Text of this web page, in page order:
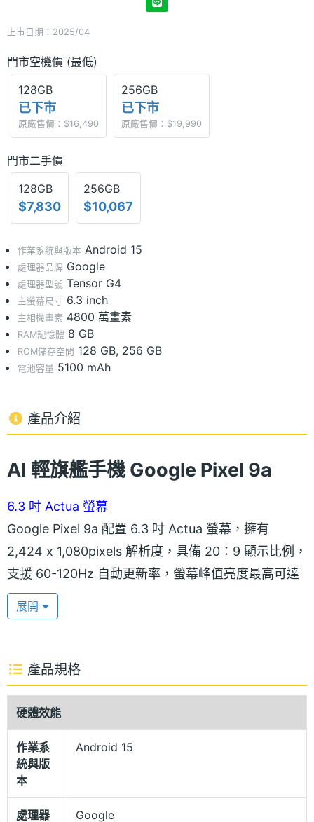
上市日期：2025/04
門市空機價 (最低)
128GB
已下市
原廠售價：$16,490
256GB
已下市
原廠售價：$19,990
門市二手價
128GB
$7,830
256GB
$10,067
作業系統與版本 Android 15
處理器品牌 Google
處理器型號 Tensor G4
主螢幕尺寸 6.3 inch
主相機畫素 4800 萬畫素
RAM記憶體 8 GB
ROM儲存空間 128 GB, 256 GB
電池容量 5100 mAh
產品介紹
AI 輕旗艦手機 Google Pixel 9a
6.3 吋 Actua 螢幕
Google Pixel 9a 配置 6.3 吋 Actua 螢幕，擁有
2,424 x 1,080pixels 解析度，具備 20：9 顯示比例，
支援 60-120Hz 自動更新率，螢幕峰值亮度最高可達
2,700nits，戶外陽光照射下也能看清楚畫面內容。生
物辨識部分，提供螢幕指紋辨識、人臉解鎖功能，可
IP68 防塵防水
Google Pixel 9a 採用全平面設計，外觀靈感來自大自
然與水滴，展現簡約流暢的美感。機身與背蓋由回收
再生塑料製成，搭配弧形金屬邊框，不僅提升握持手
感，也帶來俐落且具質感的設計。正面螢幕覆蓋康寧
大猩猩 3 玻璃，有效提升抗摔防護能力，而機身則具
展開
產品規格
硬體效能
作業系
統與版
本
Android 15
處理器 Google